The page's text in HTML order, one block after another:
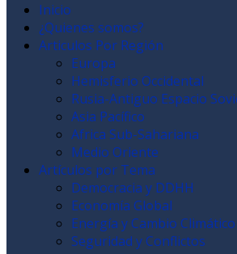
Inicio
¿Quienes somos?
Articulos Por Región
Europa
Hemisferio Occidental
Rusia-Antiguo Espacio
Asia Pacífico
Africa Sub-Sahariana
Medio Oriente
Artículos por Tema
Democracia y DDHH
Economía Global
Energía y Cambio Climático
Seguridad y Conflictos